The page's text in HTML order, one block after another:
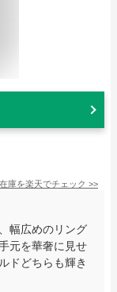
庫を楽天でチェック >>
幅広めのリング
元を華奢に見せ
ドどちらも輝き